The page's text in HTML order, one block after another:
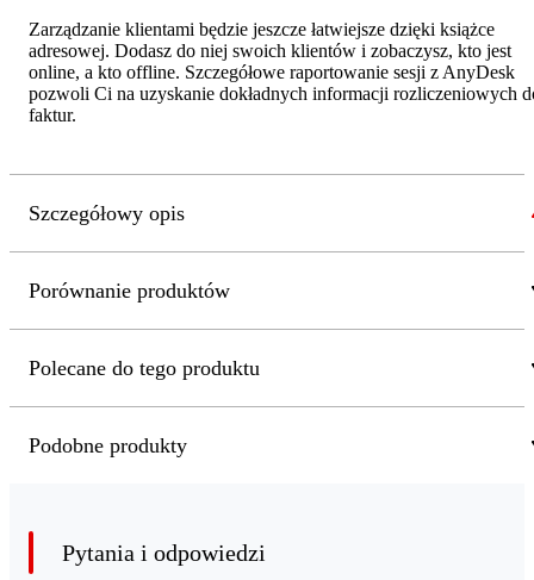
Zarządzanie klientami będzie jeszcze łatwiejsze dzięki książce
adresowej. Dodasz do niej swoich klientów i zobaczysz, kto jest
online, a kto offline. Szczegółowe raportowanie sesji z AnyDesk
pozwoli Ci na uzyskanie dokładnych informacji rozliczeniowych
faktur.
Szczegółowy opis
Porównanie produktów
Polecane do tego produktu
Podobne produkty
Pytania i odpowiedzi